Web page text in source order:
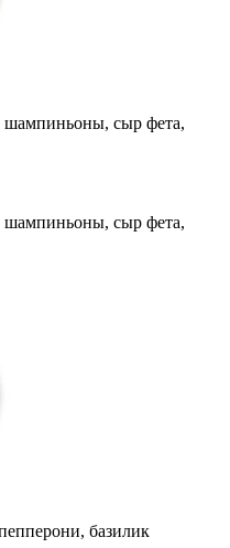
шампиньоны, сыр фета,
шампиньоны, сыр фета,
базилик